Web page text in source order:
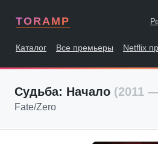
TORAMP
Каталог Все премьеры Netflix
Судьба: Начало (2011
Fate/Zero